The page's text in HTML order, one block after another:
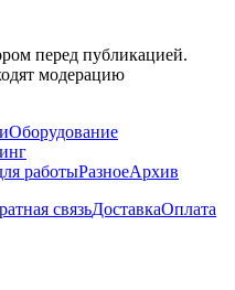
перед публикацией.
модерацию
Оборудование
работыРазноеАрхив
связьДоставкаОплата